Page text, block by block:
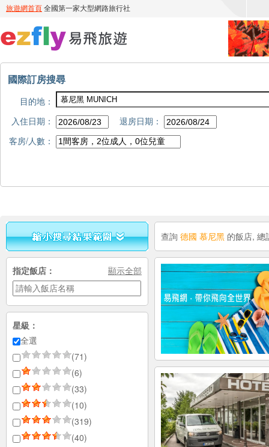
國際訂房搜尋
目的地：
入住日期：
退房日期：
客房/人數：
指定飯店： 顯示全部
星級：
全選
(71)
(6)
(33)
(10)
(319)
(40)
查詢 德國 慕尼黑 的飯店,